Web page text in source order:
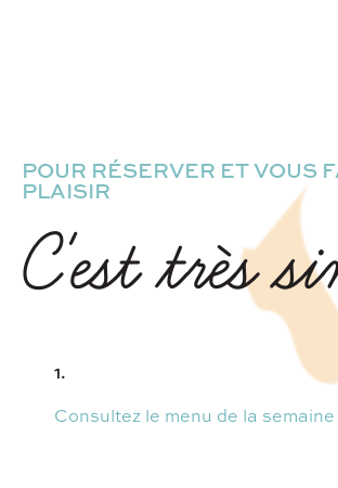
POUR RÉSERVER ET VOUS
PLAISIR
C'est très
1.
Consultez le menu de la